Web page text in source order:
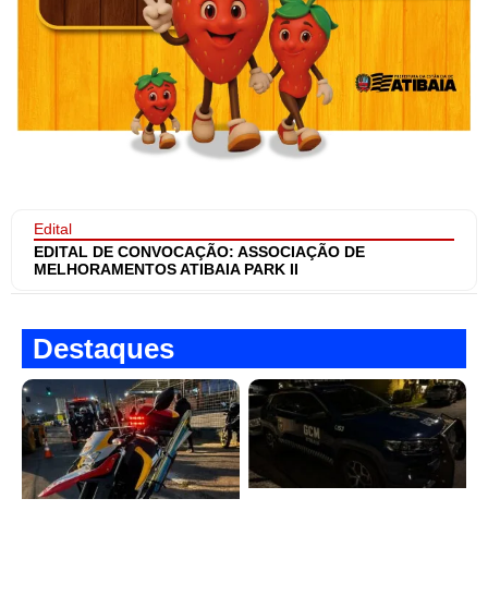
Edital
EDITAL DE CONVOCAÇÃO: ASSOCIAÇÃO DE
MELHORAMENTOS ATIBAIA PARK II
Destaques